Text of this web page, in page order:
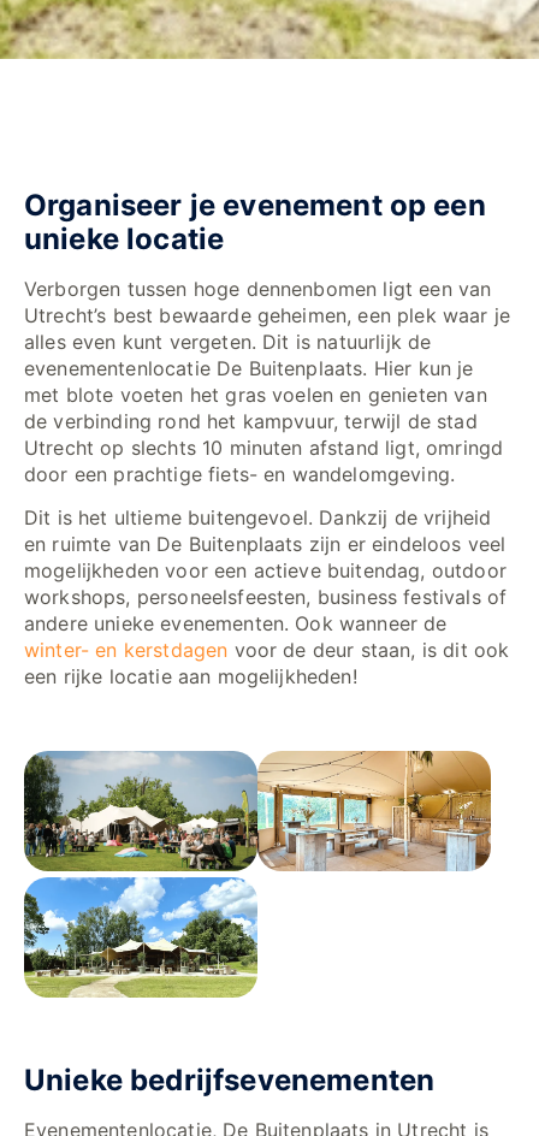
Organiseer je evenement op een
unieke locatie
Verborgen tussen hoge dennenbomen ligt een van
Utrecht’s best bewaarde geheimen, een plek waar je
alles even kunt vergeten. Dit is natuurlijk de
evenementenlocatie De Buitenplaats. Hier kun je
met blote voeten het gras voelen en genieten van
de verbinding rond het kampvuur, terwijl de stad
Utrecht op slechts 10 minuten afstand ligt, omringd
door een prachtige fiets- en wandelomgeving.
Dit is het ultieme buitengevoel. Dankzij de vrijheid
en ruimte van De Buitenplaats zijn er eindeloos veel
mogelijkheden voor een actieve buitendag, outdoor
workshops, personeelsfeesten, business festivals of
andere unieke evenementen. Ook wanneer de
winter- en kerstdagen voor de deur staan, is dit ook
een rijke locatie aan mogelijkheden!
Unieke bedrijfsevenementen
Evenementenlocatie, De Buitenplaats in Utrecht is